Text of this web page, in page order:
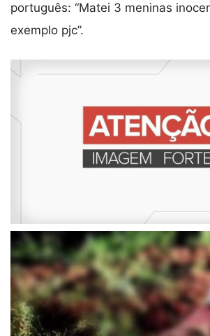
português: “Matei 3 meninas
exemplo pjc”.